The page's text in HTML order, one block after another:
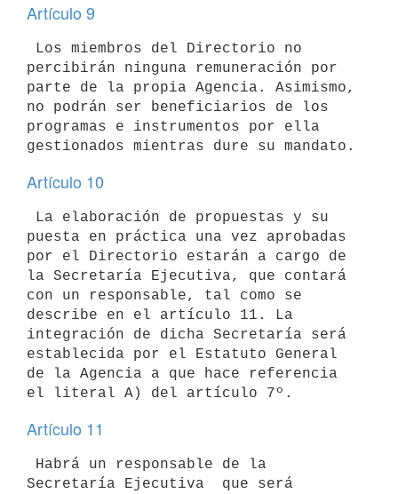
Artículo 9
percibirán ninguna remuneración por
parte de la propia Agencia. Asimismo,
no podrán ser beneficiarios de los
programas e instrumentos por ella
Artículo 10
puesta en práctica una vez aprobadas
por el Directorio estarán a cargo de
la Secretaría Ejecutiva, que contará
con un responsable, tal como se
describe en el artículo 11. La
integración de dicha Secretaría será
establecida por el Estatuto General
de la Agencia a que hace referencia
Artículo 11
Secretaría Ejecutiva  que será